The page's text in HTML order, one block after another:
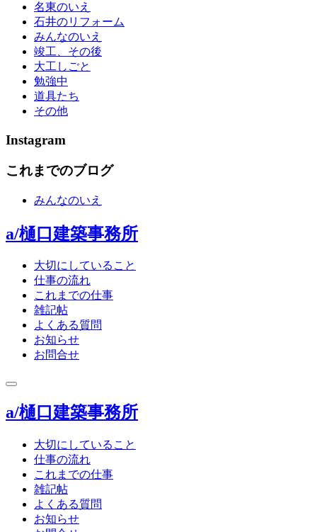
名東のいえ
石井のリフォーム
みんなのいえ
竣工、その後
大工しごと
勉強中
道具たち
その他
Instagram
これまでのブログ
みんなのいえ
a/樋口建築事務所
大切にしていること
仕事の流れ
これまでの仕事
雑記帖
よくある質問
お知らせ
お問合せ
toggle
a/樋口建築事務所
大切にしていること
仕事の流れ
これまでの仕事
雑記帖
よくある質問
お知らせ